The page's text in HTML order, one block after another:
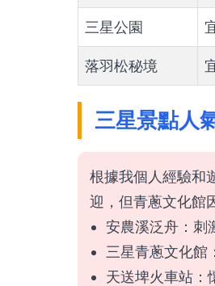
三星公園
落羽松秘境
三星景點人
根據我個人經驗和
迎，但青蔥文化館
安農溪泛舟：刺
三星青蔥文化館
天送埤火車站：